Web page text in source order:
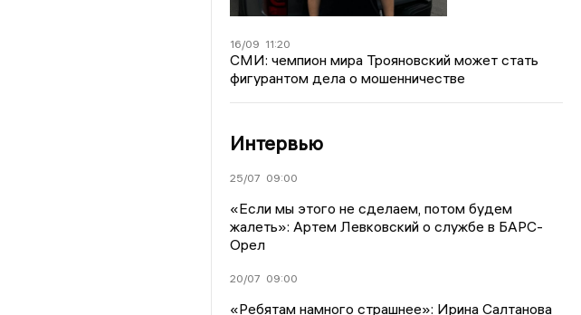
16/09 11:20
СМИ: чемпион мира Трояновский может стать
фигурантом дела о мошенничестве
Интервью
25/07 09:00
«Если мы этого не сделаем, потом будем
жалеть»: Артем Левковский о службе в БАРС-
Орел
20/07 09:00
«Ребятам намного страшнее»: Ирина Салтанова